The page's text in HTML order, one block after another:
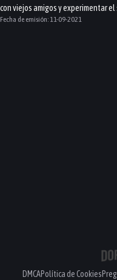
con viejos amigos y experimentar el
Fecha de emisión: 11-09-2021
DMCAPolítica de Cookies